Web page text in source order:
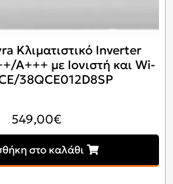
Κλιματιστικό Inverter
A+++ με Ιονιστή και Wi-
38QCE012D8SP
549,00€
στο καλάθι